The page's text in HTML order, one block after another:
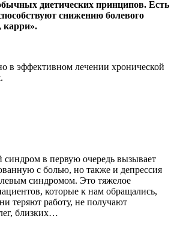
диетических принципов. Есть
снижению болевого
карри».
в эффективном лечении хронической
синдром в первую очередь вызывает
с болью, но также и депрессия
синдромом. Это тяжелое
которые к нам обращались,
теряют работу, не получают
близких…